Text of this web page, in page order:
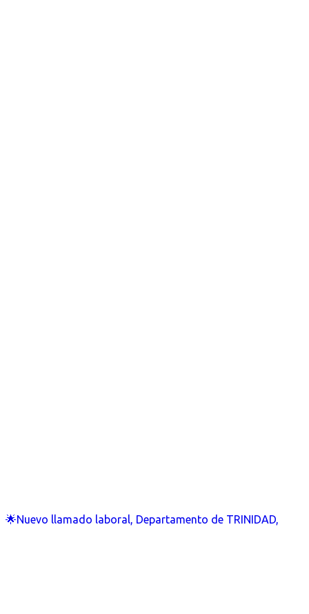
🌟Nuevo llamado laboral, Departamento de TRINIDAD,